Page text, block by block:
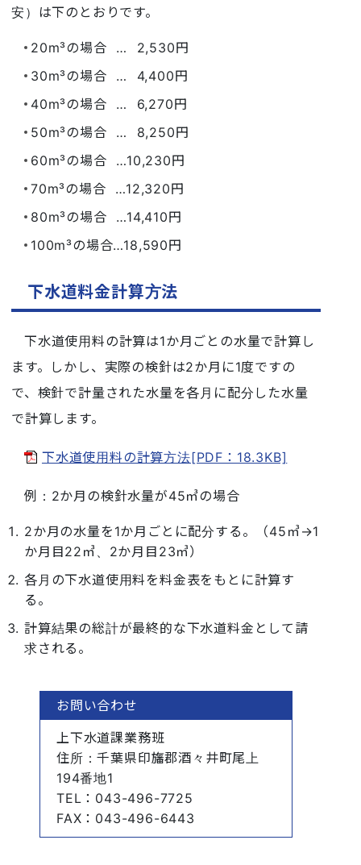
安）は下のとおりです。
20m³の場合 … 2,530円
30m³の場合 … 4,400円
40m³の場合 … 6,270円
50m³の場合 … 8,250円
60m³の場合 …10,230円
70m³の場合 …12,320円
80m³の場合 …14,410円
100m³の場合…18,590円
下水道料金計算方法
下水道使用料の計算は1か月ごとの水量で計算し
ます。しかし、実際の検針は2か月に1度ですの
で、検針で計量された水量を各月に配分した水量
で計算します。
下水道使用料の計算方法[PDF：18.3KB]
例：2か月の検針水量が45㎥の場合
2か月の水量を1か月ごとに配分する。（45㎥→1
か月目22㎥、2か月目23㎥）
各月の下水道使用料を料金表をもとに計算す
る。
計算結果の総計が最終的な下水道料金として請
求される。
お問い合わせ
上下水道課業務班
住所 ：千葉県印旛郡酒々井町尾上
194番地1
TEL ：043-496-7725
FAX ：043-496-6443